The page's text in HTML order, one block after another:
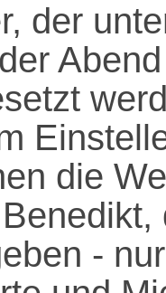
der
die
-